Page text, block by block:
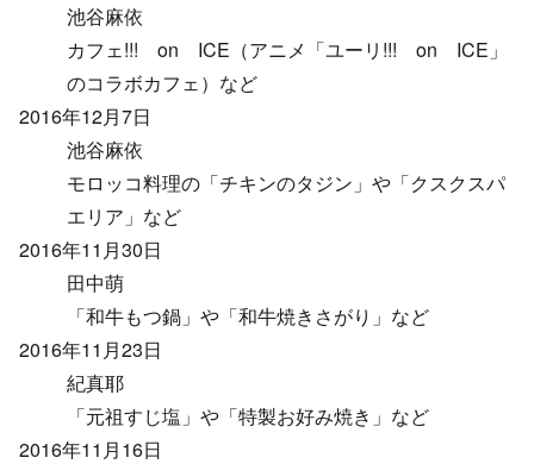
池谷麻依
カフェ!!! on ICE（アニメ「ユーリ!!! on ICE」
のコラボカフェ）など
2016年12月7日
池谷麻依
モロッコ料理の「チキンのタジン」や「クスクスパ
エリア」など
2016年11月30日
田中萌
「和牛もつ鍋」や「和牛焼きさがり」など
2016年11月23日
紀真耶
「元祖すじ塩」や「特製お好み焼き」など
2016年11月16日